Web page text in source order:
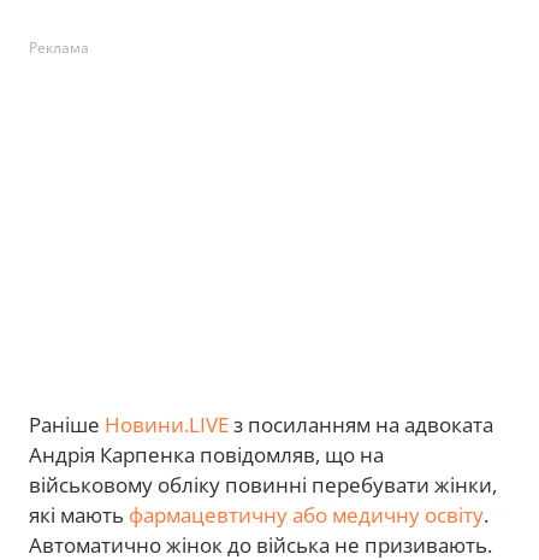
Реклама
Раніше Новини.LIVEз посиланням на адвоката
Андрія Карпенка повідомляв, що на
військовому обліку повинні перебувати жінки,
які мають фармацевтичну або медичну освіту.
Автоматично жінок до війська не призивають.